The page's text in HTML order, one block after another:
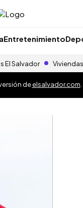
Entretenimiento
El Salvador
deelsalvador.com